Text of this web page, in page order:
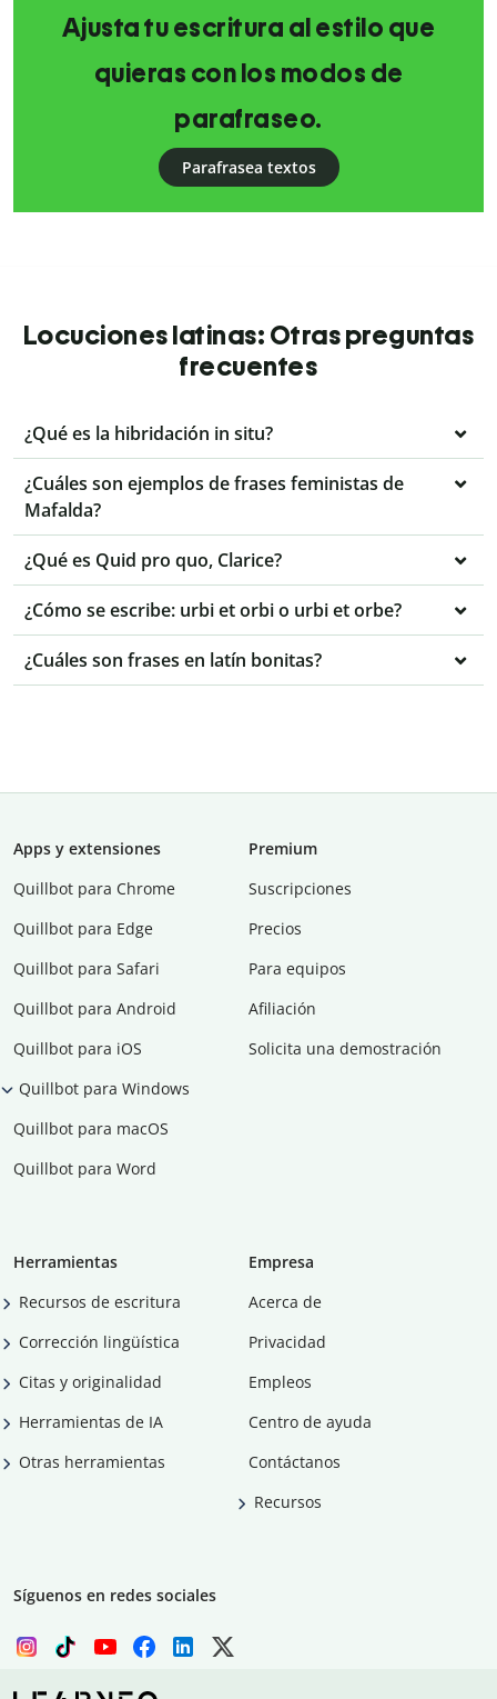
Ajusta tu escritura al estilo que
quieras con los modos de
parafraseo.
Parafrasea textos
Locuciones latinas: Otras preguntas
frecuentes
¿Qué es la hibridación in situ?
¿Cuáles son ejemplos de frases feministas de
Mafalda?
¿Qué es Quid pro quo, Clarice?
¿Cómo se escribe: urbi et orbi o urbi et orbe?
¿Cuáles son frases en latín bonitas?
Apps y extensiones
Quillbot para Chrome
Quillbot para Edge
Quillbot para Safari
Quillbot para Android
Quillbot para iOS
Quillbot para Windows
Quillbot para macOS
Quillbot para Word
Premium
Suscripciones
Precios
Para equipos
Afiliación
Solicita una demostración
Herramientas
Recursos de escritura
Corrección lingüística
Citas y originalidad
Herramientas de IA
Otras herramientas
Empresa
Acerca de
Privacidad
Empleos
Centro de ayuda
Contáctanos
Recursos
Síguenos en redes sociales